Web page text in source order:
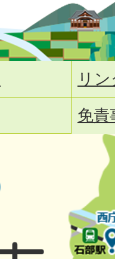
リ
免責